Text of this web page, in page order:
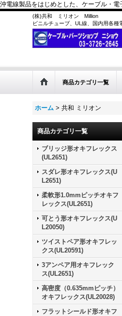
沖電線製品をはじめとした、ケーブル・
(株)共和 ミリオン Million
ビニルチューブ、UL線、国内用各種
商品カテゴリ一覧
ホーム > 共和 ミリオン
商品カテゴリ一覧
ブリッジ形オキフレックス
(UL2651)
スダレ形オキフレックス(U
L2651)
柔軟形1.0mmピッチオキフ
レックス(UL2651)
可とう形オキフレックス(U
L20050)
ツイストペア形オキフレッ
クス(UL20591)
3アンペア用オキフレック
ス(UL2651)
高密度（0.635mmピッチ）
オキフレックス(UL20028)
フラットシールド形オキフ